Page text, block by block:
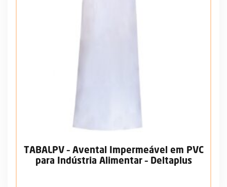
TABALPV – Avental Impermeável em PVC
para Indústria Alimentar – Deltaplus